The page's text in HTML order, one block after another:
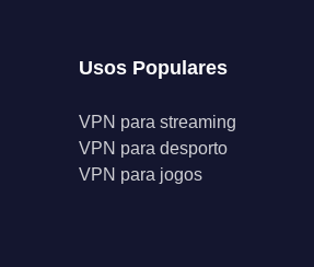
Usos Populares
VPN para streaming
VPN para desporto
VPN para jogos